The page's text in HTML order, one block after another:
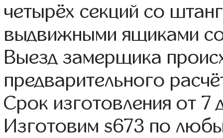
четырёх секций со
выдвижными ящиками
Выезд замерщика
предварительного
Срок изготовления от 7
Изготовим s673 по